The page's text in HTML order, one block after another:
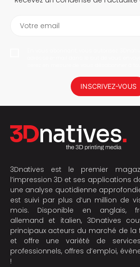
Votre email
INSCRIVEZ-VOUS
3Dnatives est le premier
l’impression 3D et ses applications
une analyse quotidienne
est suivi par plus d’un million de
mois. Disponible en anglais,
allemand et italien, 3Dnatives
principaux acteurs du marché de
et offre une variété de
professionnels, offres d’emploi,
!